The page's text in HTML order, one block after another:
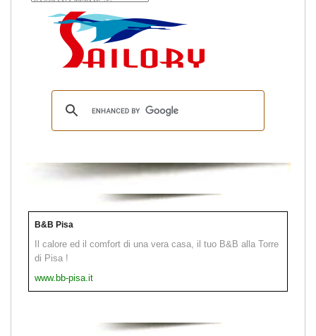
B&B Pisa
Il calore ed il comfort di una vera casa, il tuo B&B alla Torre
di Pisa !
www.bb-pisa.it